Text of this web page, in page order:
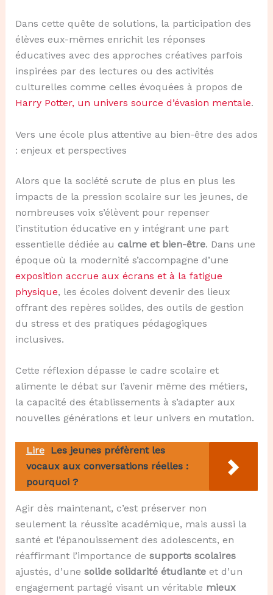
Dans cette quête de solutions, la participation des
élèves eux-mêmes enrichit les réponses
éducatives avec des approches créatives parfois
inspirées par des lectures ou des activités
culturelles comme celles évoquées à propos de
Harry Potter, un univers source d’évasion mentale.
Vers une école plus attentive au bien-être des ados
: enjeux et perspectives
Alors que la société scrute de plus en plus les
impacts de la pression scolaire sur les jeunes, de
nombreuses voix s’élèvent pour repenser
l’institution éducative en y intégrant une part
essentielle dédiée au calme et bien-être. Dans une
époque où la modernité s’accompagne d’une
exposition accrue aux écrans et à la fatigue
physique, les écoles doivent devenir des lieux
offrant des repères solides, des outils de gestion
du stress et des pratiques pédagogiques
inclusives.
Cette réflexion dépasse le cadre scolaire et
alimente le débat sur l’avenir même des métiers,
la capacité des établissements à s’adapter aux
nouvelles générations et leur univers en mutation.
Lire Les jeunes préfèrent les
vocaux aux conversations réelles :
pourquoi ?
Agir dès maintenant, c’est préserver non
seulement la réussite académique, mais aussi la
santé et l’épanouissement des adolescents, en
réaffirmant l’importance de supports scolaires
ajustés, d’une solide solidarité étudianteet d’un
engagement partagé visant un véritable mieux